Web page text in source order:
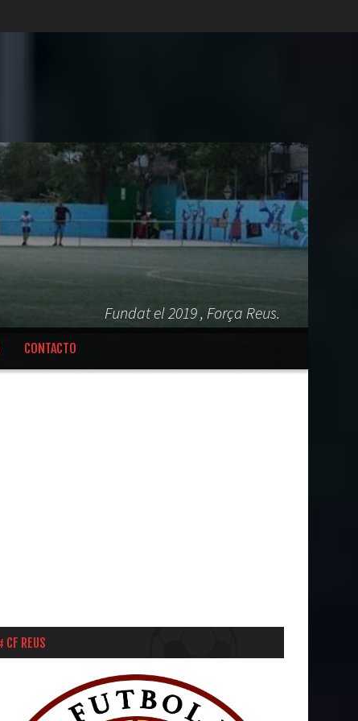
Fundat el 2019 , Força Reus.
CONTACTO
CF REUS